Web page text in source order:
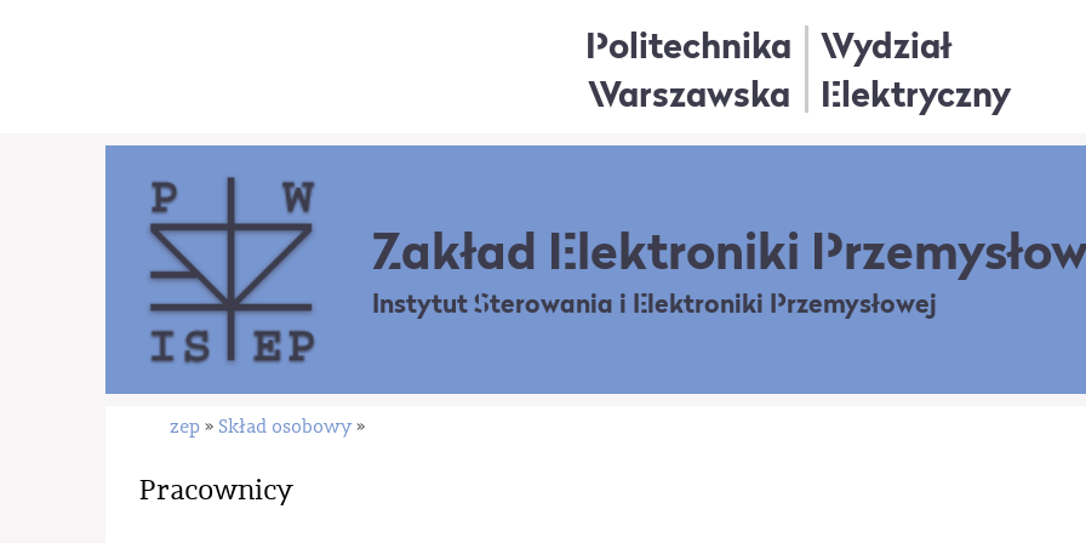
Politechnika
Warszawska
Wydział
Elektryczny
Zakład Elektroniki
Instytut Sterowania i Elektroniki Przemysłowej
zep » Skład osobowy »
Pracownicy